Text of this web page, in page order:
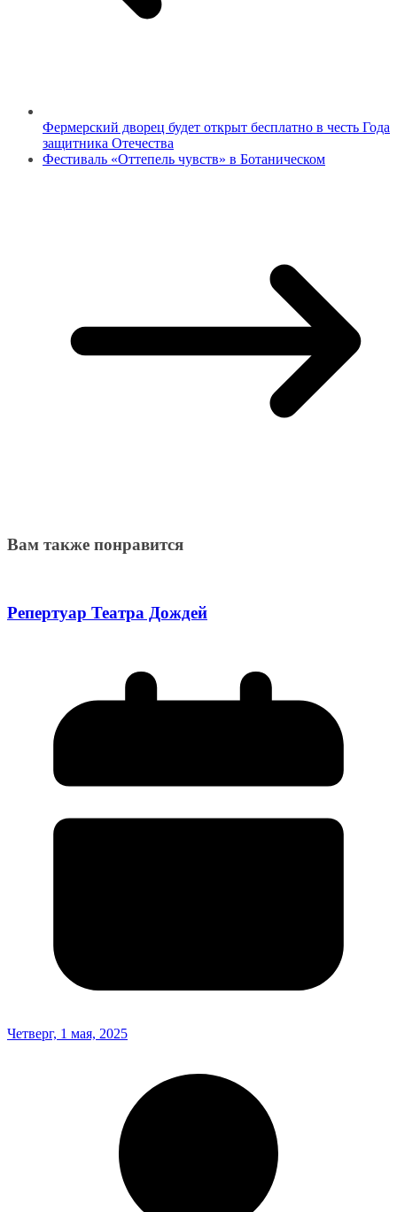
Фермерский дворец будет открыт бесплатно в честь Года
защитника Отечества
Фестиваль «Оттепель чувств» в Ботаническом
Вам также понравится
Репертуар Театра Дождей
Четверг, 1 мая, 2025